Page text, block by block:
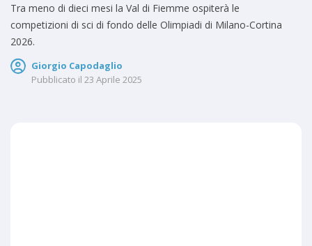
Tra meno di dieci mesi la Val di Fiemme ospiterà le
competizioni di sci di fondo delle Olimpiadi di Milano-Cortina
2026.
Giorgio Capodaglio
Pubblicato il 23 Aprile 2025